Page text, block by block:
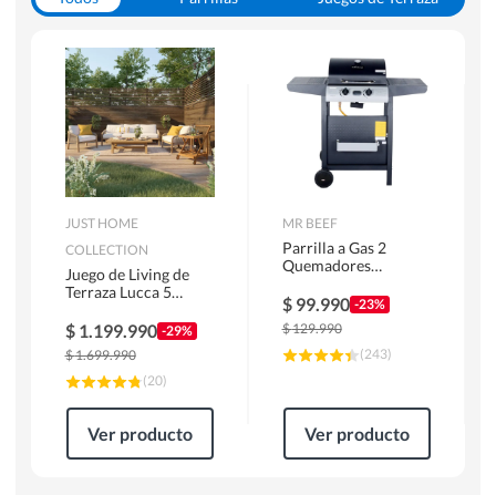
JUST HOME
COLLECTION
Juego de Living de
Terraza Lucca 5
$ 1.199.990 -29%
$1.699.990
(20)
Ver producto
MR BEEF
Parrilla a Gas 2
Quemadores
$ 99.990 -23%
$129.990
(243)
Ver producto